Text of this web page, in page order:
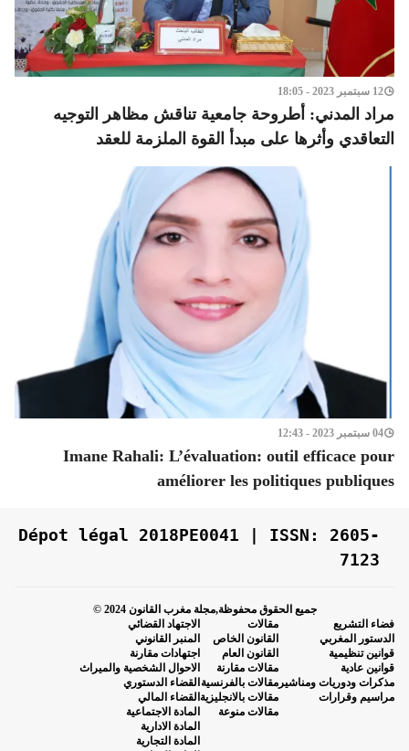
12 سبتمبر 2023 - 18:05
مراد المدني: أطروحة جامعية تناقش مظاهر التوجيه
التعاقدي وأثرها على مبدأ القوة الملزمة للعقد
04 سبتمبر 2023 - 12:43
Imane Rahali: L’évaluation: outil efficace pour
améliorer les politiques publiques
Dépot légal 2018PE0041 | ISSN: 2605-
7123
جميع الحقوق محفوظة,مجلة مغرب القانون 2024 ©
فضاء التشريع
الدستور المغربي
قوانين تنظيمية
قوانين عادية
مذكرات ودوريات ومناشير
مراسيم وقرارات
مقالات
القانون الخاص
القانون العام
مقالات مقارنة
مقالات بالفرنسية
مقالات بالانجليزية
مقالات منوعة
الاجتهاد القضائي
المنبر القانوني
اجتهادات مقارنة
الاحوال الشخصية والميراث
القضاء الدستوري
القضاء المالي
المادة الاجتماعية
المادة الادارية
المادة التجارية